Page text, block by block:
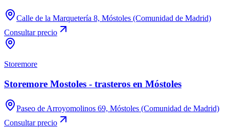
Calle de la Marquetería 8, Móstoles (Comunidad de Madrid)
Consultar precio
Storemore
Storemore Mostoles - trasteros en Móstoles
Paseo de Arroyomolinos 69, Móstoles (Comunidad de Madrid)
Consultar precio